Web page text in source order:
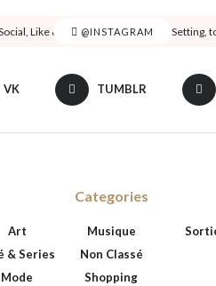
@INSTAGRAM
Like & View > Instagram Feed Setting,
VK TUMBLR
Categories
Art
& Series
Mode
Musique
Non Classé
Shopping